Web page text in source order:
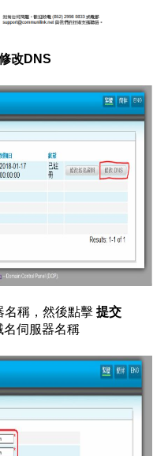
改DNS
稱，然後點擊 提交
名伺服器名稱